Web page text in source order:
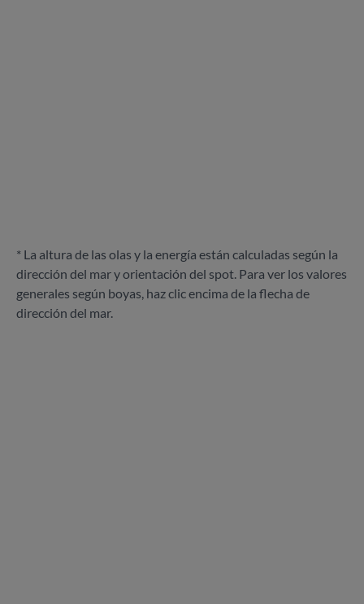
* La altura de las olas y la energía están calculadas según la
dirección del mar y orientación del spot. Para ver los valores
generales según boyas, haz clic encima de la flecha de
dirección del mar.